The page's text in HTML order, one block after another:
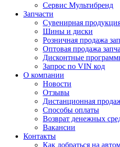
Сервис Мультибренд
Запчасти
Сувенирная
Шины и диски
Розничная продажа
Оптовая продажа
Дисконтные
Запрос по VIN код
О компании
Новости
Отзывы
Дистанционная
Способы оплаты
Возврат денежных
Вакансии
Контакты
Как добраться на